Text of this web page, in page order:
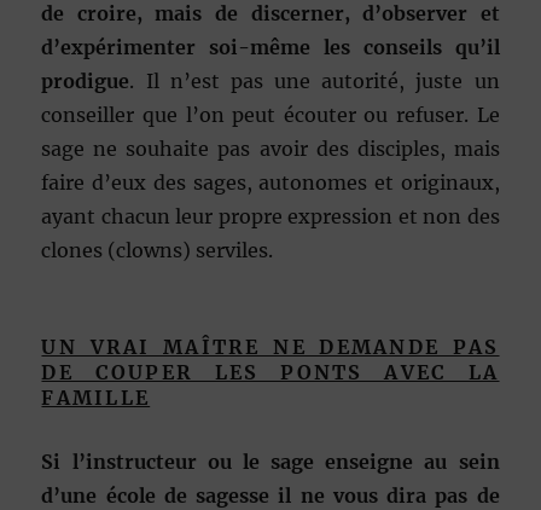
de croire, mais de discerner, d’observer et
d’expérimenter soi-même les conseils qu’il
prodigue. Il n’est pas une autorité, juste un
conseiller que l’on peut écouter ou refuser. Le
sage ne souhaite pas avoir des disciples, mais
faire d’eux des sages, autonomes et originaux,
ayant chacun leur propre expression et non des
clones (clowns) serviles.
UN VRAI MAÎTRE NE DEMANDE PAS
DE COUPER LES PONTS AVEC LA
FAMILLE
Si l’instructeur ou le sage enseigne au sein
d’une école de sagesse il ne vous dira pas de